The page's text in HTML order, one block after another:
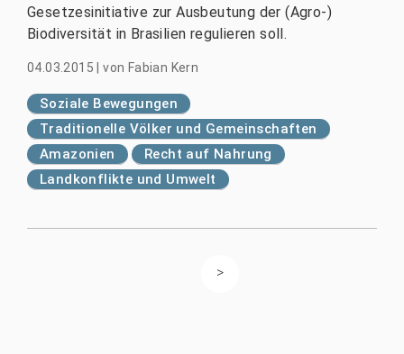
Gesetzesinitiative zur Ausbeutung der (Agro-)
Biodiversität in Brasilien regulieren soll.
04.03.2015 |von Fabian Kern
Soziale Bewegungen
Traditionelle Völker und Gemeinschaften
Amazonien
Recht auf Nahrung
Landkonflikte und Umwelt